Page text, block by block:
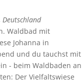
Deutschland
Waldbad mit
Johanna in
und du tauchst mit
- beim Waldbaden an
Der Vielfaltswiese